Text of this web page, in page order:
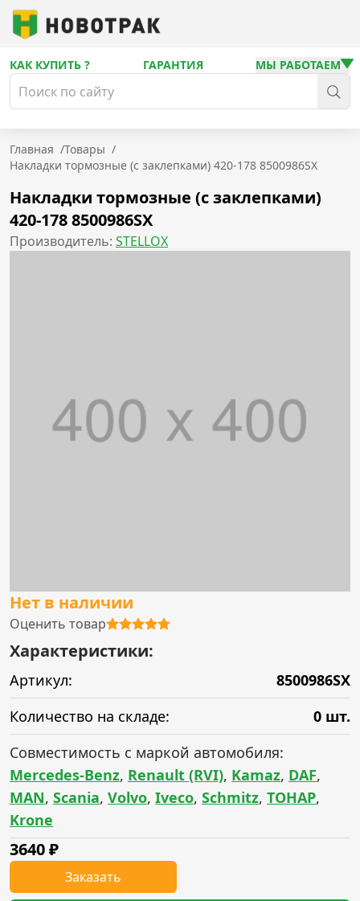
КАК КУПИТЬ ? ГАРАНТИЯ МЫ РАБОТАЕМ
Главная /Товары /
Накладки тормозные (с заклепками) 420-178 8500986SX
Накладки тормозные (с заклепками)
420-178 8500986SX
Производитель: STELLOX
Нет в наличии
Оценить товар
Характеристики:
Артикул:
8500986SX
Количество на складе:
0 шт.
Совместимость с маркой автомобиля:
Mercedes-Benz, Renault (RVI), Kamaz, DAF,
MAN, Scania, Volvo, Iveco, Schmitz, ТОНАР,
Krone
3640₽
Заказать